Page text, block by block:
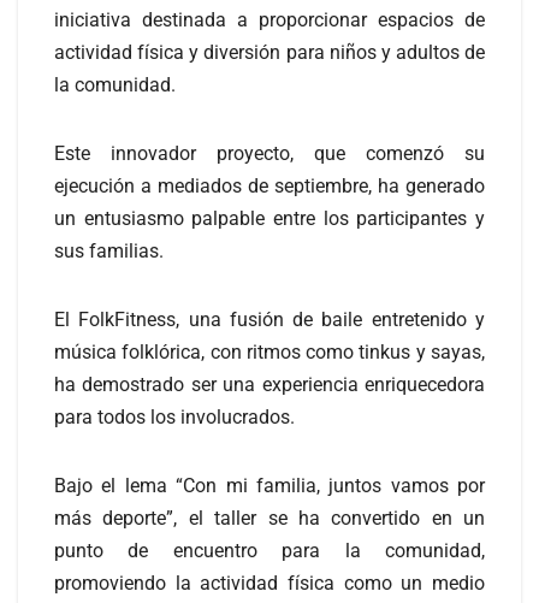
iniciativa destinada a proporcionar espacios de
actividad física y diversión para niños y adultos de
la comunidad.
Este innovador proyecto, que comenzó su
ejecución a mediados de septiembre, ha generado
un entusiasmo palpable entre los participantes y
sus familias.
El FolkFitness, una fusión de baile entretenido y
música folklórica, con ritmos como tinkus y sayas,
ha demostrado ser una experiencia enriquecedora
para todos los involucrados.
Bajo el lema “Con mi familia, juntos vamos por
más deporte”, el taller se ha convertido en un
punto de encuentro para la comunidad,
promoviendo la actividad física como un medio